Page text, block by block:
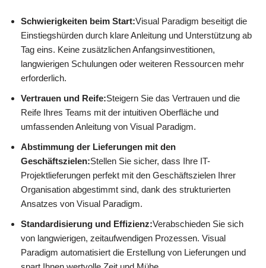
Schwierigkeiten beim Start:Visual Paradigm beseitigt die
Einstiegshürden durch klare Anleitung und Unterstützung ab
Tag eins. Keine zusätzlichen Anfangsinvestitionen,
langwierigen Schulungen oder weiteren Ressourcen mehr
erforderlich.
Vertrauen und Reife:Steigern Sie das Vertrauen und die
Reife Ihres Teams mit der intuitiven Oberfläche und
umfassenden Anleitung von Visual Paradigm.
Abstimmung der Lieferungen mit den
Geschäftszielen:Stellen Sie sicher, dass Ihre IT-
Projektlieferungen perfekt mit den Geschäftszielen Ihrer
Organisation abgestimmt sind, dank des strukturierten
Ansatzes von Visual Paradigm.
Standardisierung und Effizienz:Verabschieden Sie sich
von langwierigen, zeitaufwendigen Prozessen. Visual
Paradigm automatisiert die Erstellung von Lieferungen und